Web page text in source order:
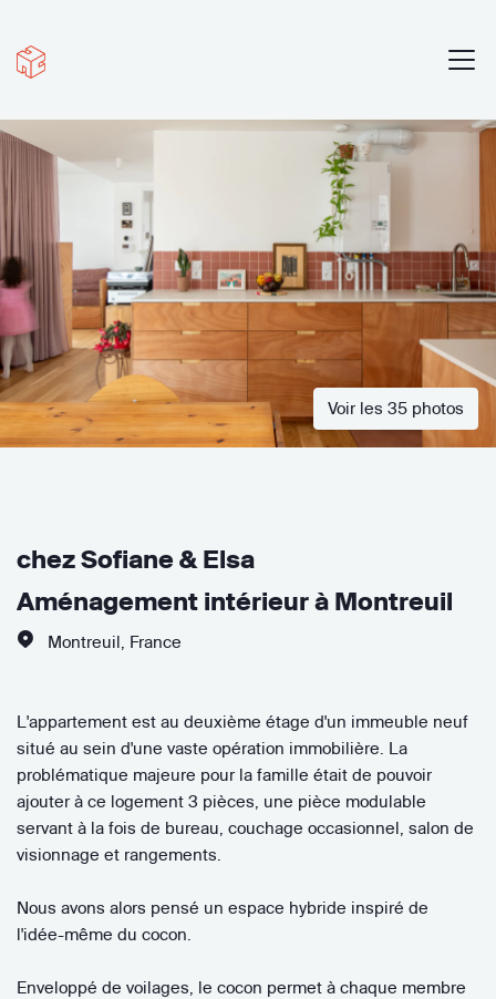
Voir les 35 photos
chez Sofiane & Elsa
Aménagement intérieur à Montreuil
Montreuil France
L'appartement est au deuxième étage d'un immeuble neuf
situé au sein d'une vaste opération immobilière. La
problématique majeure pour la famille était de pouvoir
ajouter à ce logement 3 pièces, une pièce modulable
servant à la fois de bureau, couchage occasionnel, salon de
visionnage et rangements.
Nous avons alors pensé un espace hybride inspiré de
l'idée-même du cocon.
Enveloppé de voilages, le cocon permet à chaque membre